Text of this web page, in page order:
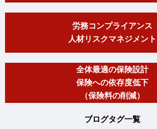
労務コンプライアンス
人材リスクマネジメント
全体最適の保険設計
保険への依存度低下
（保険料の削減）
ブログタグ一覧